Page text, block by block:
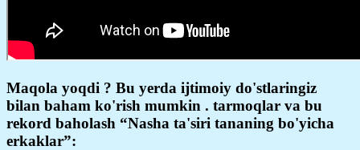
Maqola yoqdi ? Bu yerda ijtimoiy do'stlaringiz
bilan baham ko'rish mumkin . tarmoqlar va bu
rekord baholash “Nasha ta'siri tananing bo'yicha
erkaklar”: